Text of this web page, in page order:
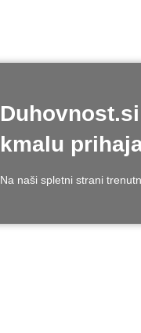
kmalu
Na naši spletni strani